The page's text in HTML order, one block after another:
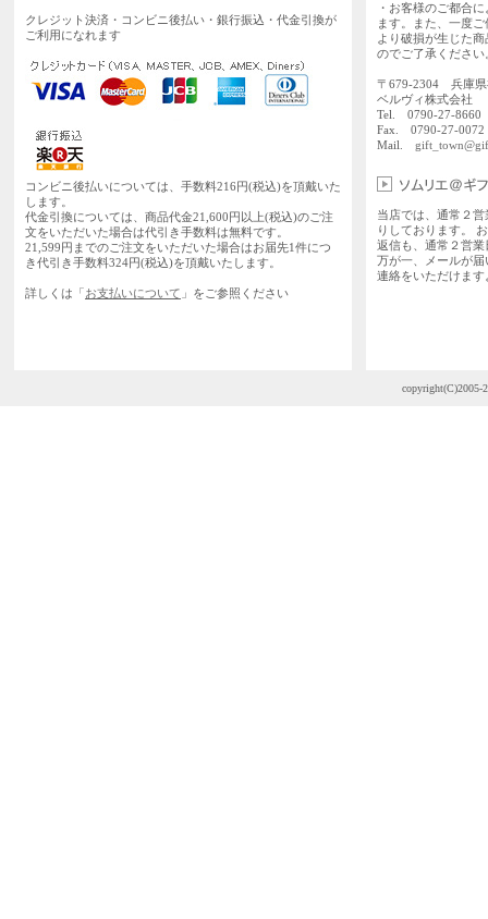
クレジット決済・コンビニ後払い・銀行振込・代金引換が
ご利用になれます
コンビニ後払いについては、手数料216円(税込)を頂戴いた
します。
代金引換については、商品代金21,600円以上(税込)のご注
文をいただいた場合は代引き手数料は無料です。
21,599円までのご注文をいただいた場合はお届先1件につ
き代引き手数料324円(税込)を頂戴いたします。
詳しくは「お支払いについて 」をご参照ください
・お客様のご都合
ます。また、一度
より破損が生じた
のでご了承ください
〒679-2304 兵庫県
ベルヴィ株式会社
Tel. 0790-27-
Fax. 0790-27-0072
Mail.
当店では、通常２
りしております。
返信も、通常２営
万が一、メールが
連絡をいただけま
copyright(C)2005-